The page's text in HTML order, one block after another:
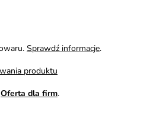
Sprawdź informacje.
produktu
Oferta dla firm.